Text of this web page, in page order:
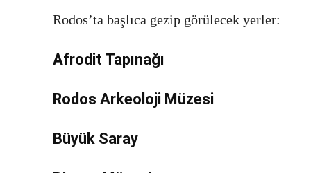
Rodos’ta başlıca gezip görülecek yerler:
Afrodit Tapınağı
Rodos Arkeoloji Müzesi
Büyük Saray